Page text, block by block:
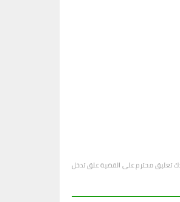
تعليق محترم على القضية علق تدخل